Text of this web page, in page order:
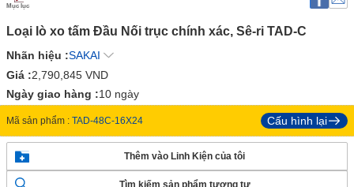
Mục lục
Loại lò xo tấm Đầu Nối trục chính xác, Sê-ri TAD-C
Nhãn hiệu :SAKAI
Giá :2,790,845 VND
Ngày giao hàng :10 ngày
Mã sản phẩm : TAD-48C-16X24 Cấu hình lại
Thêm vào Linh Kiện của tôi
Tìm kiếm sản phẩm tương tự